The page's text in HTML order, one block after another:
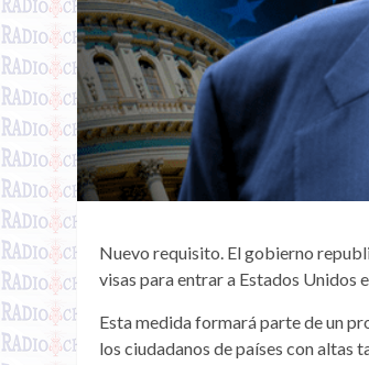
Nuevo requisito. El gobierno
visas para entrar a Estados Unidos
Esta medida formará parte de un
los ciudadanos de países con altas